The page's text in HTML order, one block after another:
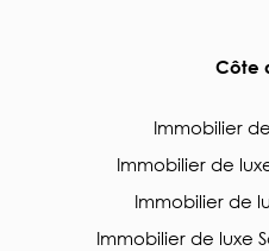
Côte
Immobilier
Immobilier de
Immobilier de
Immobilier de luxe